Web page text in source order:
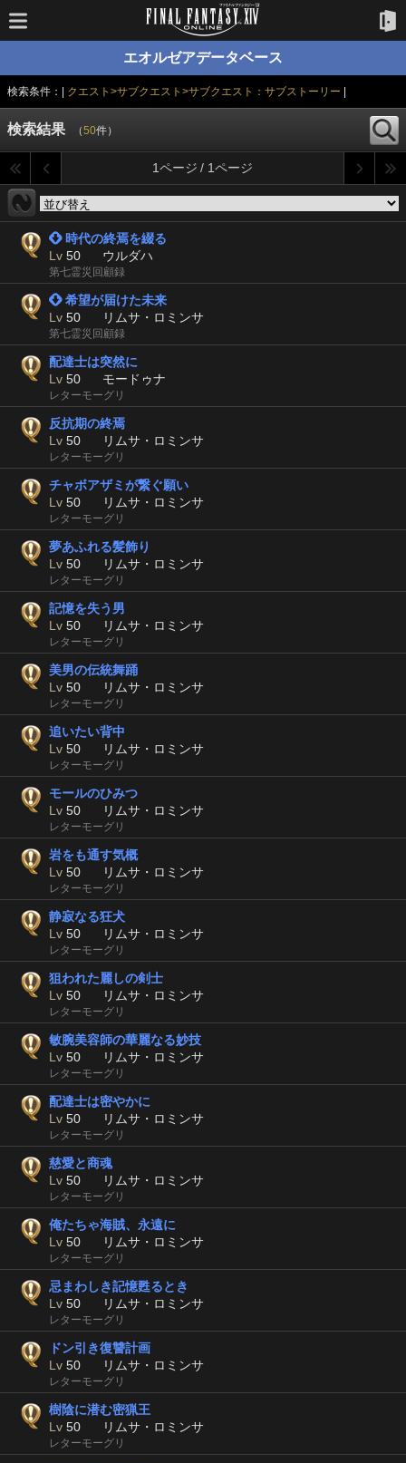
エオルゼアデータベース
検索条件：| クエスト>サブクエスト>サブクエスト：サブストーリー
検索結果 （50件）
1ページ / 1ページ
 時代の終焉を綴る
Lv 50 ウルダハ
第七霊災回顧録
 希望が届けた未来
Lv 50 リムサ・ロミンサ
第七霊災回顧録
配達士は突然に
Lv 50 モードゥナ
レターモーグリ
反抗期の終焉
Lv 50 リムサ・ロミンサ
レターモーグリ
チャボアザミが繋ぐ願い
Lv 50 リムサ・ロミンサ
レターモーグリ
夢あふれる髪飾り
Lv 50 リムサ・ロミンサ
レターモーグリ
記憶を失う男
Lv 50 リムサ・ロミンサ
レターモーグリ
美男の伝統舞踊
Lv 50 リムサ・ロミンサ
レターモーグリ
追いたい背中
Lv 50 リムサ・ロミンサ
レターモーグリ
モールのひみつ
Lv 50 リムサ・ロミンサ
レターモーグリ
岩をも通す気概
Lv 50 リムサ・ロミンサ
レターモーグリ
静寂なる狂犬
Lv 50 リムサ・ロミンサ
レターモーグリ
狙われた麗しの剣士
Lv 50 リムサ・ロミンサ
レターモーグリ
敏腕美容師の華麗なる妙技
Lv 50 リムサ・ロミンサ
レターモーグリ
配達士は密やかに
Lv 50 リムサ・ロミンサ
レターモーグリ
慈愛と商魂
Lv 50 リムサ・ロミンサ
レターモーグリ
俺たちゃ海賊、永遠に
Lv 50 リムサ・ロミンサ
レターモーグリ
忌まわしき記憶甦るとき
Lv 50 リムサ・ロミンサ
レターモーグリ
ドン引き復讐計画
Lv 50 リムサ・ロミンサ
レターモーグリ
樹陰に潜む密猟王
Lv 50 リムサ・ロミンサ
レターモーグリ